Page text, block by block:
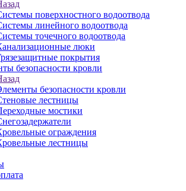
поверхностного водоотвода
линейного водоотвода
точечного водоотвода
люки
покрытия
безопасности кровли
безопасности кровли
лестницы
мостики
ограждения
лестницы